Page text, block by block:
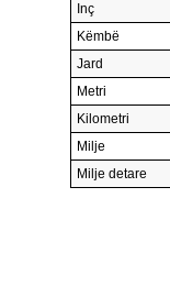
Inç
Këmbë
Jard
Metri
Kilometri
Milje
Milje detare